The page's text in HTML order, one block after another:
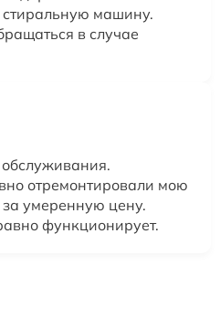
машину.
в случае
отремонтировали мою
умеренную цену.
функционирует.